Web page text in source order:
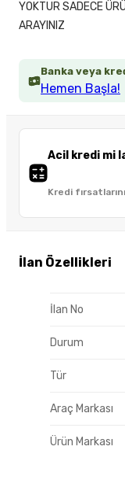
Banka veya
Hemen Başla!
Acil kredi mi
Kredi
İlan Özellikleri
İlan No
Durum
Tür
Araç Markası
Ürün Markası
YOKTUR SADECE
ARAYINIZ